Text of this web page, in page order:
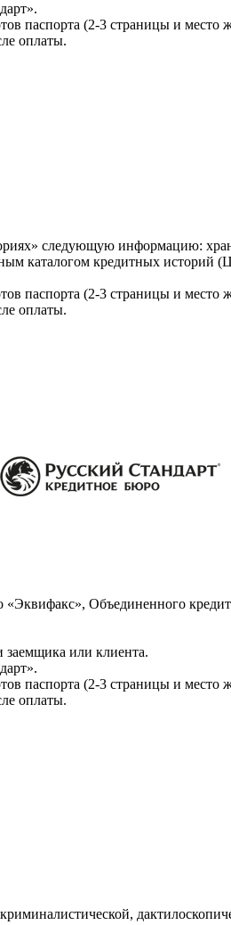
паспорта (2-3 страницы и место
оплаты.
следующую информацию:
каталогом кредитных
паспорта (2-3 страницы и место
оплаты.
Объединенного
заемщика или клиента.
паспорта (2-3 страницы и место
оплаты.